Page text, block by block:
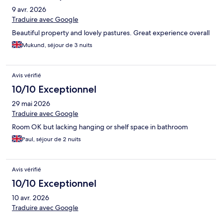
9 avr. 2026
Traduire avec Google
Beautiful property and lovely pastures. Great experience overall
Mukund, séjour de 3 nuits
Avis vérifié
10/10 Exceptionnel
29 mai 2026
Traduire avec Google
Room OK but lacking hanging or shelf space in bathroom
Paul, séjour de 2 nuits
Avis vérifié
10/10 Exceptionnel
10 avr. 2026
Traduire avec Google